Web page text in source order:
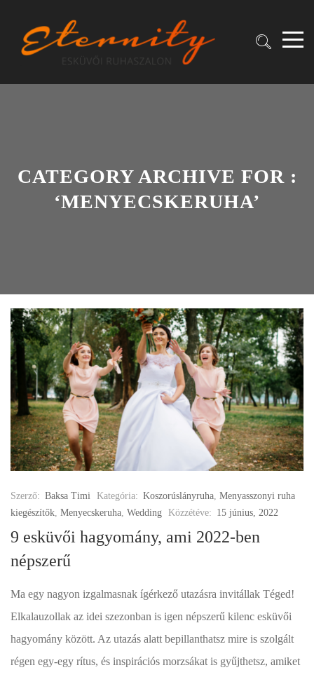
CATEGORY ARCHIVE FOR :
‘MENYECSKERUHA’
Szerző: Baksa Timi Kategória: Koszorúslányruha, Menyasszonyi ruha
kiegészítők, Menyecskeruha, Wedding Közzétéve: 15 június, 2022
9 esküvői hagyomány, ami 2022-ben
népszerű
Ma egy nagyon izgalmasnak ígérkező utazásra invitállak Téged!
Elkalauzollak az idei szezonban is igen népszerű kilenc esküvői
hagyomány között. Az utazás alatt bepillanthatsz mire is szolgált
régen egy-egy rítus, és inspirációs morzsákat is gyűjthetsz, amiket